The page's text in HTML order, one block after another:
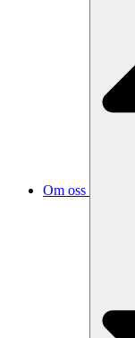
Om oss